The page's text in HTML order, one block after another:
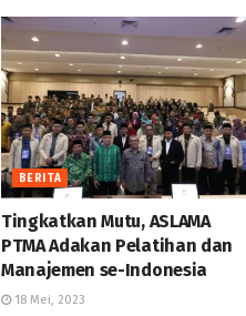
BERITA
Tingkatkan Mutu, ASLAMA
PTMA Adakan Pelatihan dan
Manajemen se-Indonesia
18 Mei, 2023